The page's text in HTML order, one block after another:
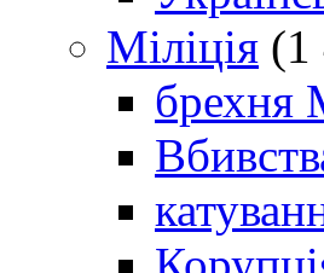
Міліція (1